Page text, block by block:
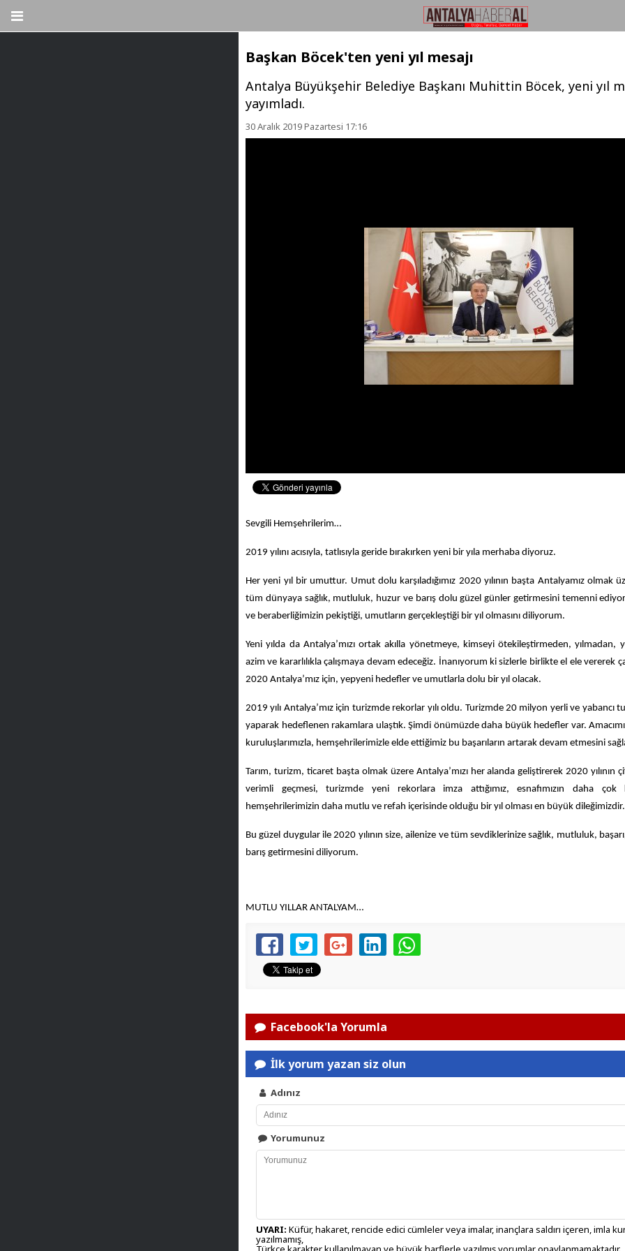
Başkan Böcek'ten yeni yıl mesajı
Antalya Büyükşehir Belediye Başkanı Muhittin Böcek, yeni yıl
yayımladı.
30 Aralık 2019 Pazartesi 17:16
Sevgili Hemşehrilerim…
2019 yılını acısıyla, tatlısıyla geride bırakırken yeni bir yıla merhaba diyoruz.
Her yeni yıl bir umuttur. Umut dolu karşıladığımız 2020 yılının başta Antalyamız olmak
tüm dünyaya sağlık, mutluluk, huzur ve barış dolu güzel günler getirmesini temenni
ve beraberliğimizin pekiştiği, umutların gerçekleştiği bir yıl olmasını diliyorum.
Yeni yılda da Antalya’mızı ortak akılla yönetmeye, kimseyi ötekileştirmeden, yılmadan,
azim ve kararlılıkla çalışmaya devam edeceğiz. İnanıyorum ki sizlerle birlikte el ele vererek
2020 Antalya’mız için, yepyeni hedefler ve umutlarla dolu bir yıl olacak.
2019 yılı Antalya’mız için turizmde rekorlar yılı oldu. Turizmde 20 milyon yerli ve yabancı
yaparak hedeflenen rakamlara ulaştık. Şimdi önümüzde daha büyük hedefler var.
kuruluşlarımızla, hemşehrilerimizle elde ettiğimiz bu başarıların artarak devam etmesini
Tarım, turizm, ticaret başta olmak üzere Antalya’mızı her alanda geliştirerek 2020 yılının
verimli geçmesi, turizmde yeni rekorlara imza attığımız, esnafımızın daha çok
hemşehrilerimizin daha mutlu ve refah içerisinde olduğu bir yıl olması en büyük dileğimizdir.
Bu güzel duygular ile 2020 yılının size, ailenize ve tüm sevdiklerinize sağlık, mutluluk,
barış getirmesini diliyorum.
MUTLU YILLAR ANTALYAM…
Facebook'la Yorumla
İlk yorum yazan siz olun
Adınız
Yorumunuz
UYARI: Küfür, hakaret, rencide edici cümleler veya imalar, inançlara saldırı içeren, imla
yazılmamış,